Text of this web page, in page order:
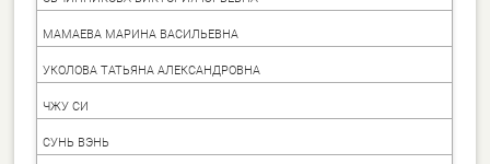
МАМАЕВА МАРИНА ВАСИЛЬЕВНА
УКОЛОВА ТАТЬЯНА АЛЕКСАНДРОВНА
ЧЖУ СИ
СУНЬ ВЭНЬ